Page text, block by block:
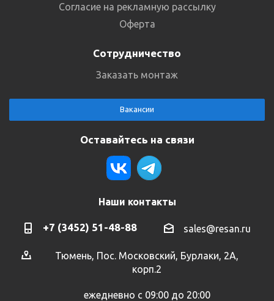
Согласие на рекламную рассылку
Оферта
Сотрудничество
Заказать монтаж
Вакансии
Оставайтесь на связи
Наши контакты
+7 (3452) 51-48-88 sales@resan.ru
Тюмень, Пос. Московский, Бурлаки, 2А,
корп.2
ежедневно с 09:00 до 20:00